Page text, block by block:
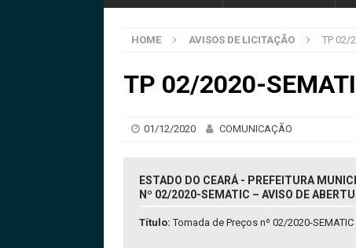
HOME AVISOS DE LICITAÇÃO TP 02/
TP 02/2020-
01/12/2020 COMUNICAÇÃO
ESTADO DO CEARÁ - PREFEITURA
Nº 02/2020-SEMATIC – AVISO DE
Título:Tomada de Preços nº 02/2020-SEMATIC